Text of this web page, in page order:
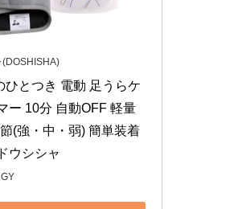
(DOSHISHA)
ひとつき 電動 足うらケ
ー 10分 自動OFF 軽量
(強・中・弱) 簡単装着
ウシシャ